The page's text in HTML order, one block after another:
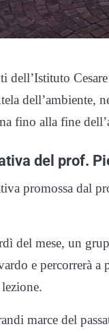
dell’Istituto
dell’ambiente,
fino alla fine
del prof.
promossa dal
del mese, un
e percorrerà
marce del